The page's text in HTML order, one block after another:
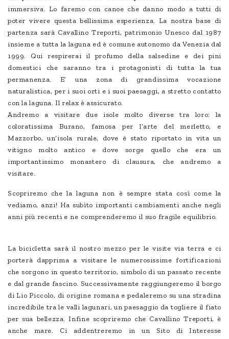
immersiva. Lo faremo con canoe che danno modo a tutti di
poter vivere questa bellissima esperienza. La nostra base di
partenza sarà Cavallino Treporti, patrimonio Unesco dal 1987
insieme a tutta la laguna ed è comune autonomo da Venezia dal
1999. Qui respirerai il profumo della salsedine e dei pini
domestici che saranno tra i protagonisti di tutta la tua
permanenza. E’ una zona di grandissima vocazione
naturalistica, per i suoi orti e i suoi paesaggi, a stretto contatto
con la laguna. Il relax è assicurato.
Andremo a visitare due isole molto diverse tra loro: la
coloratissima Burano, famosa per l’arte del merletto, e
Mazzorbo, un’isola rurale, dove è stato riportato in vita un
vitigno molto antico e dove sorge quello che era un
importantissimo monastero di clausura, che andremo a
visitare.
Scopriremo che la laguna non è sempre stata così come la
vediamo, anzi! Ha subìto importanti cambiamenti anche negli
anni più recenti e ne comprenderemo il suo fragile equilibrio.
La bicicletta sarà il nostro mezzo per le visite via terra e ci
porterà dapprima a visitare le numerosissime fortificazioni
che sorgono in questo territorio, simbolo di un passato recente
e dal grande fascino. Successivamente raggiungeremo il borgo
di Lio Piccolo, di origine romana e pedaleremo su una stradina
incredibile tra le valli lagunari, un paesaggio da togliere il fiato
per sua bellezza. Infine scopriremo che Cavallino Treporti, è
anche mare. Ci addentreremo in un Sito di Interesse